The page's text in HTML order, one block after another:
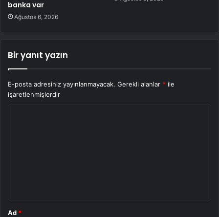
banka var
Ağustos 6, 2026
Bir yanıt yazın
E-posta adresiniz yayınlanmayacak. Gerekli alanlar * ile
işaretlenmişlerdir
Ad *